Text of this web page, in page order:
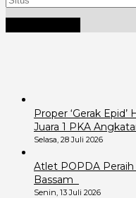
Proper ‘Gerak
Juara 1 PKA
Selasa, 28 Juli 2026
Atlet POPDA
Bassam
Senin, 13 Juli 2026